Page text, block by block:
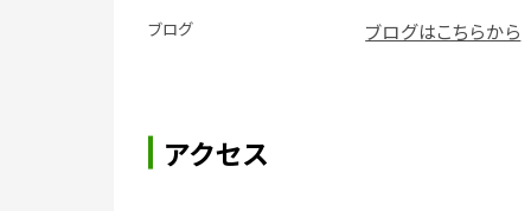
ブログ ブログはこちらから
アクセス